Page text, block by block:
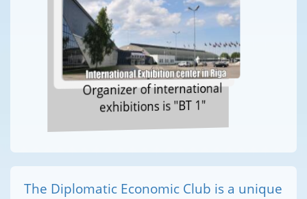
Organizer of international
exhibitions is "BT 1"
The Diplomatic Economic Club is a unique